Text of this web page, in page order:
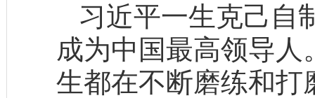
习近平一生克己自
成为中国最高领导
生都在不断磨练和打